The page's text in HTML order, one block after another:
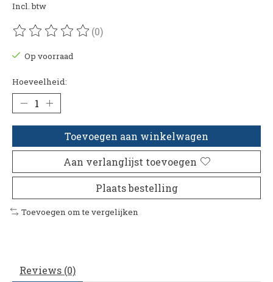
Incl. btw
De beoordeling van dit product is
(0)
Op voorraad
Hoeveelheid:
Toevoegen aan winkelwagen
Aan verlanglijst toevoegen
Plaats bestelling
Toevoegen om te vergelijken
Reviews (0)